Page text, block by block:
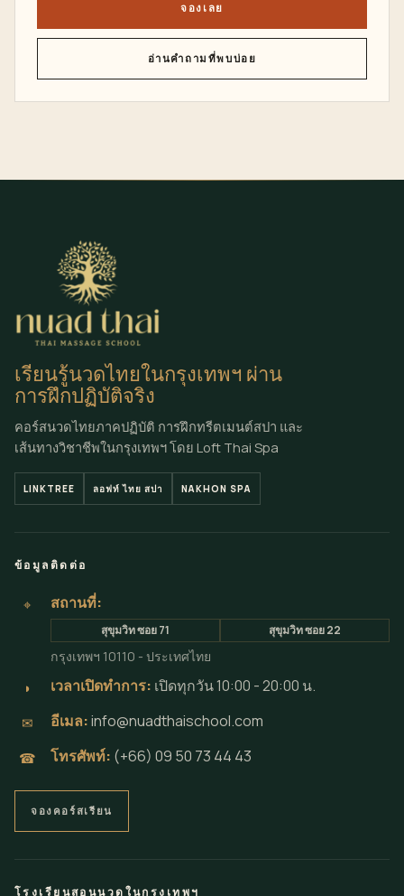
จองเลย
อ่านคำถามที่พบบ่อย
เรียนรู้นวดไทยในกรุงเทพฯ ผ่าน
การฝึกปฏิบัติจริง
คอร์สนวดไทยภาคปฏิบัติ การฝึกทรีตเมนต์สปา และ
เส้นทางวิชาชีพในกรุงเทพฯ โดย Loft Thai Spa
LINKTREE ลอฟท์ ไทย สปา NAKHON SPA
ข้อมูลติดต่อ
⌖ สถานที่:
สุขุมวิท ซอย 71 สุขุมวิท ซอย 22
กรุงเทพฯ 10110 - ประเทศไทย
◗ เวลาเปิดทำการ: เปิดทุกวัน 10:00 - 20:00 น.
✉ อีเมล:info@nuadthaischool.com
☎ โทรศัพท์: (+66) 09 50 73 44 43
จองคอร์สเรียน
โรงเรียนสอนนวดในกรุงเทพฯ